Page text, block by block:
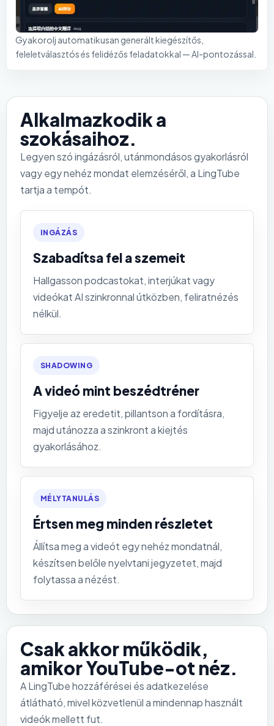
Gyakorolj automatikusan generált kiegészítős,
feleletválasztós és felidézős feladatokkal — AI-pontozással.
Alkalmazkodik a
szokásaihoz.
Legyen szó ingázásról, utánmondásos gyakorlásról
vagy egy nehéz mondat elemzéséről, a LingTube
tartja a tempót.
INGÁZÁS
Szabadítsa fel a szemeit
Hallgasson podcastokat, interjúkat vagy
videókat AI szinkronnal útközben, feliratnézés
nélkül.
SHADOWING
A videó mint beszédtréner
Figyelje az eredetit, pillantson a fordításra,
majd utánozza a szinkront a kiejtés
gyakorlásához.
MÉLYTANULÁS
Értsen meg minden részletet
Állítsa meg a videót egy nehéz mondatnál,
készítsen belőle nyelvtani jegyzetet, majd
folytassa a nézést.
Csak akkor működik,
amikor YouTube-ot néz.
A LingTube hozzáférései és adatkezelése
átlátható, mivel közvetlenül a mindennap használt
videók mellett fut.